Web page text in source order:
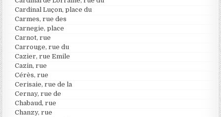
Cardinal Luçon, place du
Carmes, rue des
Carnegie, place
Carnot, rue
Carrouge, rue du
Cazier, rue Emile
Cazin, rue
Cérès, rue
Cerisaie, rue de la
Cernay, rue de
Chabaud, rue
Chanzy, rue